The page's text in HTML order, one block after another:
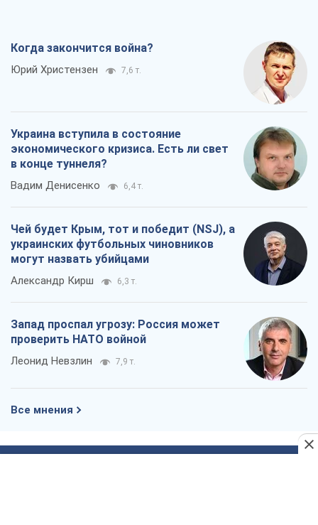
Когда закончится война?
Юрий Христензен 7,6 т.
Украина вступила в состояние
экономического кризиса. Есть ли свет
в конце туннеля?
Вадим Денисенко 6,4 т.
Чей будет Крым, тот и победит (NSJ), а
украинских футбольных чиновников
могут назвать убийцами
Александр Кирш 6,3 т.
Запад проспал угрозу: Россия может
проверить НАТО войной
Леонид Невзлин 7,9 т.
Все мнения